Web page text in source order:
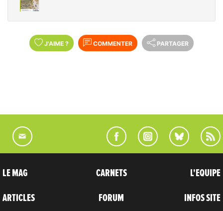
J'AIME ? COMMENTER PARTAGER
LE MAG
ARTICLES
CARNETS
FORUM
L'EQUIPE
INFOS SITE